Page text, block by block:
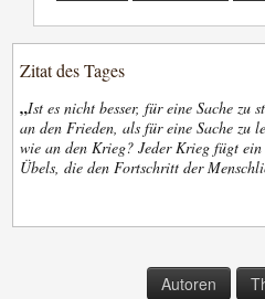
Zitat des Tages
„Ist es nicht besser, für eine Sache zu
an den Frieden, als für eine Sache zu
wie an den Krieg? Jeder Krieg fügt
Übels, die den Fortschritt der
Autoren